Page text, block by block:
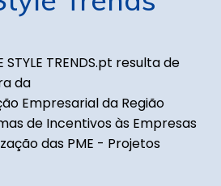
TRENDS.pt resulta de
da
Empresarial da Região
de Incentivos às Empresas
das PME - Projetos